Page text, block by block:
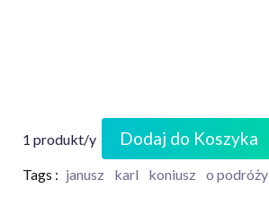
1 produkt/y Dodaj do Koszyka
Tags : janusz karl koniusz o podróży